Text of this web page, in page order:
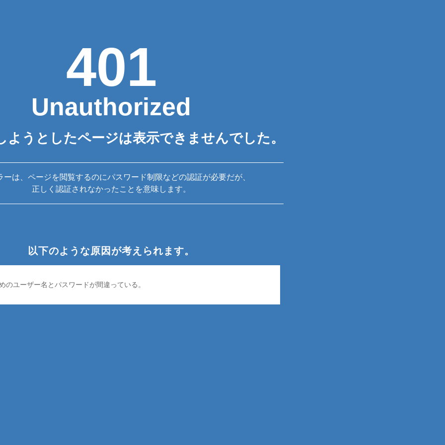
401
Unauthorized
ようとしたページは表示できませんでした。
ーは、ページを閲覧するのにパスワード制限などの認証が必要だが、
正しく認証されなかったことを意味します。
以下のような原因が考えられます。
のユーザー名とパスワードが間違っている。